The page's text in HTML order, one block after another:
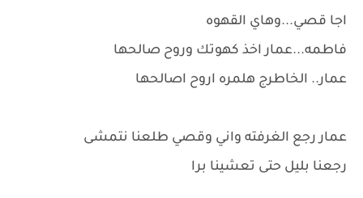
اجا قصي...وهاي القهوه
فاطمه...عمار اخذ كهوتك وروح صالحها
عمار.. الخاطرج هلمره اروح اصالحها
عمار رجع الغرفته واني وقصي طلعنا نتمشى
رجعنا بليل حتى تعشينا برا